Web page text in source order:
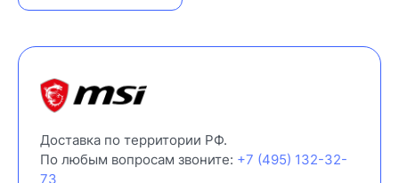
Доставка по территории РФ.
По любым вопросам звоните: +7 (495) 132-32-
73